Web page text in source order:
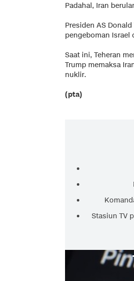
Padahal, Iran
Presiden AS
pengeboman Israel
Saat ini, Teheran
Trump memaksa
nuklir.
(pta)
Stasiun TV